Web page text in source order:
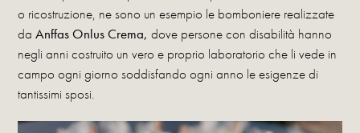
o ricostruzione, ne sono un esempio le bomboniere realizzate
daAnffas Onlus Crema, dove persone con disabilità hanno
negli anni costruito un vero e proprio laboratorio che li vede in
campo ogni giorno soddisfando ogni anno le esigenze di
tantissimi sposi.